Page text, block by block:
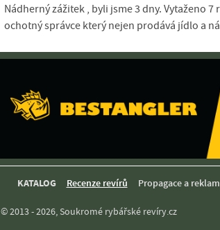
Nádherný zážitek , byli jsme 3 dny. Vytaženo
ochotný správce který nejen prodává jídlo a
KATALOG Recenze revírů Propagace a
© 2013 - 2026, Soukromé rybářské revíry.cz